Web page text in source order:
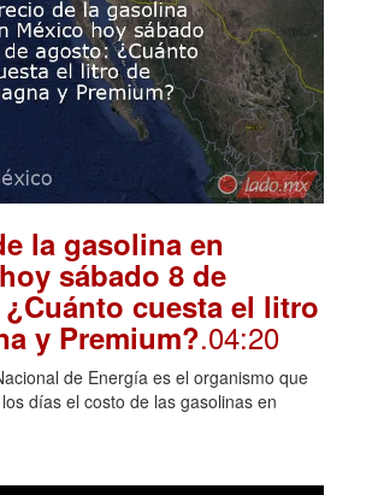
la gasolina en
sábado 8 de
cuesta el litro
y Premium?.04:20
de Energía es el organismo que
días el costo de las gasolinas en